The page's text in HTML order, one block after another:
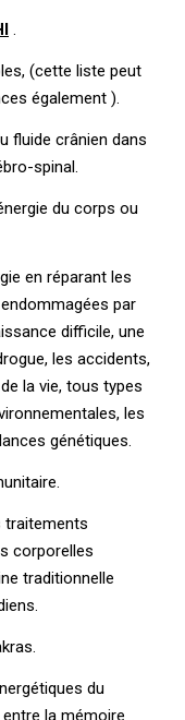
.
(cette liste peut
également ).
fluide crânien dans
spinal.
du corps ou
en réparant les
par
difficile, une
les accidents,
la vie, tous types
les
génétiques.
traitements
corporelles
traditionnelle
du
la mémoire